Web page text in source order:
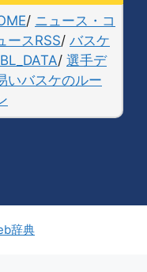
/ ニュース・コ
ースRSS/ バスケ
/ 選手デ
いバスケのルー
辞典